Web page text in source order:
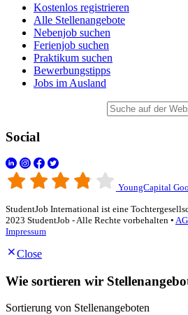
Kostenlos registrieren
Alle Stellenangebote
Nebenjob suchen
Ferienjob suchen
Praktikum suchen
Bewerbungstipps
Jobs im Ausland
Social
YoungCapital
StudentJob International ist eine
2023 StudentJob - Alle Rechte vorbehalten •
Impressum
Close
Wie sortieren wir
Sortierung von Stellenangeboten